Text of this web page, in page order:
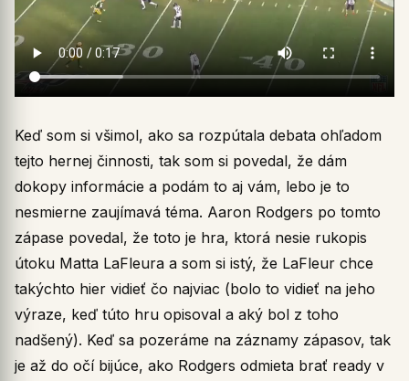
Keď som si všimol, ako sa rozpútala debata ohľadom
tejto hernej činnosti, tak som si povedal, že dám
dokopy informácie a podám to aj vám, lebo je to
nesmierne zaujímavá téma. Aaron Rodgers po tomto
zápase povedal, že toto je hra, ktorá nesie rukopis
útoku Matta LaFleura a som si istý, že LaFleur chce
takýchto hier vidieť čo najviac (bolo to vidieť na jeho
výraze, keď túto hru opisoval a aký bol z toho
nadšený). Keď sa pozeráme na záznamy zápasov, tak
je až do očí bijúce, ako Rodgers odmieta brať ready v